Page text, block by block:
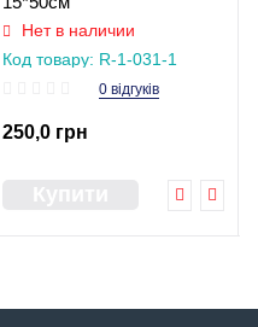
Нет в наличии
Код товару: R-1-031-1
0 відгуків
250,0 грн